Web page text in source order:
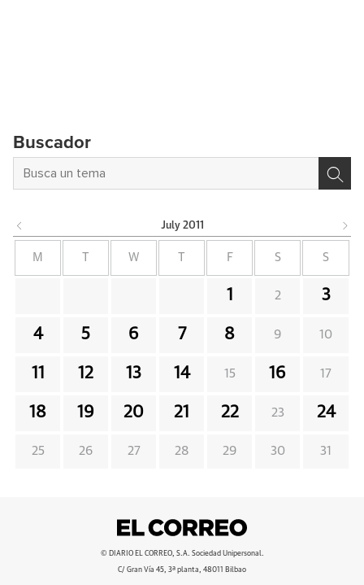
Buscador
July 2011
M W F S S
1 2 3
4 5 6 7 8 9 10
11 12 13 14 15 16 17
18 19 20 21 22 23 24
25 26 27 28 29 30 31
© DIARIO EL CORREO, S.A. Sociedad Unipersonal.
C/ Gran Vía 45, 3ª planta, 48011 Bilbao